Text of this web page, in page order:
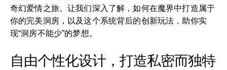
奇幻爱情之旅。让我们深入了解，如何在魔界中打造属于
你的完美洞房，以及这个系统背后的创新玩法，助你实
现“洞房不能少”的梦想。
自由个性化设计，打造私密而独特